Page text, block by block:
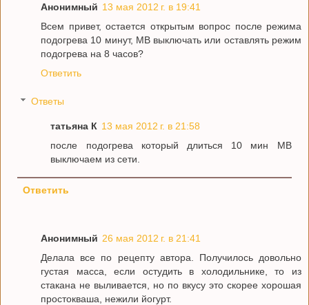
Анонимный 13 мая 2012 г. в 19:41
Всем привет, остается открытым вопрос после режима
подогрева 10 минут, МВ выключать или оставлять режим
подогрева на 8 часов?
Ответить
Ответы
татьяна К 13 мая 2012 г. в 21:58
после подогрева который длиться 10 мин МВ
выключаем из сети.
Ответить
Анонимный 26 мая 2012 г. в 21:41
Делала все по рецепту автора. Получилось довольно
густая масса, если остудить в холодильнике, то из
стакана не выливается, но по вкусу это скорее хорошая
простокваша, нежили йогурт.